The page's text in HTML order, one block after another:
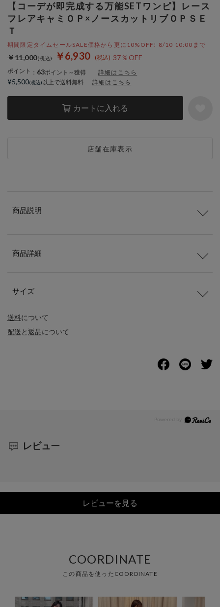
【コーデが即完成する万能SETワンピ】レース
フレアキャミＯＰ×ノースカットリブＯＰＳＥ
Ｔ
期間限定タイムセールSALE価格から更に10%OFF! 8/10 10:00まで
￥6,930 37％OFF
￥11,000
ポイント ： 63ポイント～獲得 詳細はこちら
カートに入れる
店舗在庫表示
¥5,500 以上で送料無料 詳細はこちら
送料について
配送と返品について
商品説明
商品詳細
サイズ
レビュー
レビューを見る
COORDINATE
この商品を使ったCOORDINATE